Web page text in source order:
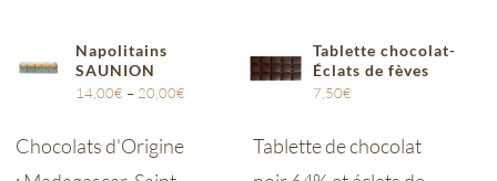
Napolitains
SAUNION
14,00€ – 20,00€
Chocolats d'Origine
Tablette chocolat-
Éclats de fèves
7,50€
Tablette de chocolat